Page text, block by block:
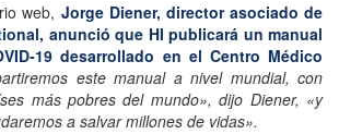
web, Jorge Diener, director asociado de
anunció que HI publicará un manual
19 desarrollado en el Centro Médico
este manual a nivel mundial, con
más pobres del mundo», dijo Diener, «y
a salvar millones de vidas».